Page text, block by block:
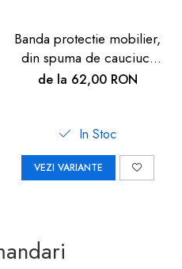
Banda protectie mobilier,
din spuma de cauciuc,
maro, 2m
de la 62,00 RON
In Stoc
VEZI VARIANTE